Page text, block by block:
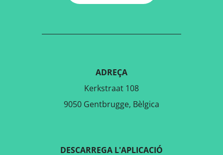
ADREÇA
Kerkstraat 108
9050 Gentbrugge, Bèlgica
DESCARREGA L'APLICACIÓ